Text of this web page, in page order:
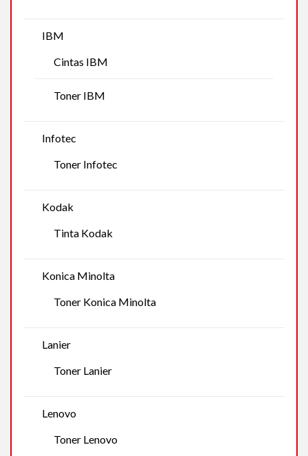
IBM
Cintas IBM
Toner IBM
Infotec
Toner Infotec
Kodak
Tinta Kodak
Konica Minolta
Toner Konica Minolta
Lanier
Toner Lanier
Lenovo
Toner Lenovo